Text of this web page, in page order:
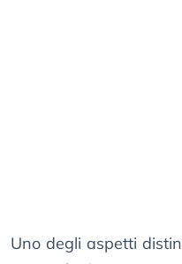
Uno degli aspetti